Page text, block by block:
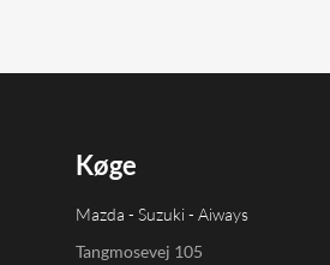
Køge
Mazda - Suzuki - Aiways
Tangmosevej 105